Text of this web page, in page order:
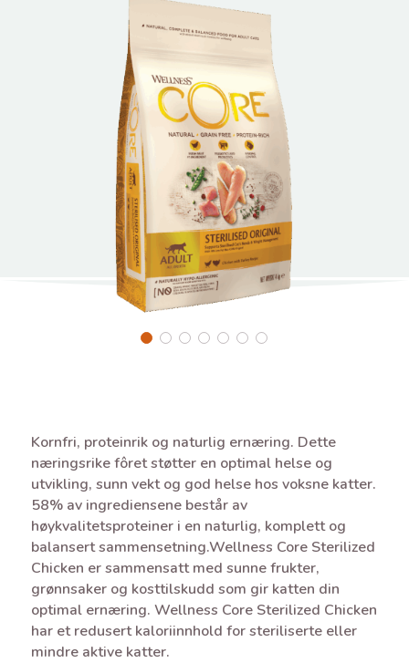
Kornfri, proteinrik og naturlig ernæring. Dette
næringsrike fôret støtter en optimal helse og
utvikling, sunn vekt og god helse hos voksne katter.
58% av ingrediensene består av
høykvalitetsproteiner i en naturlig, komplett og
balansert sammensetning.Wellness Core Sterilized
Chicken er sammensatt med sunne frukter,
grønnsaker og kosttilskudd som gir katten din
optimal ernæring. Wellness Core Sterilized Chicken
har et redusert kaloriinnhold for steriliserte eller
mindre aktive katter.